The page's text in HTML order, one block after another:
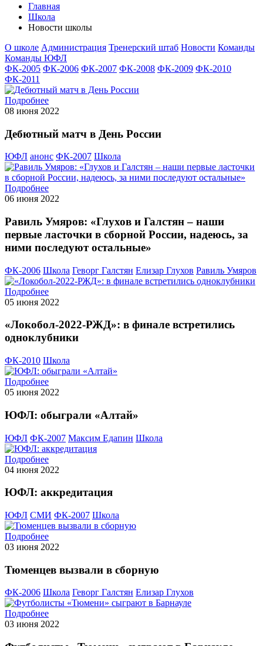
Главная
Школа
Новости школы
О школе Администрация Тренерский штаб Новости Команды
Команды ЮФЛ
ФК-2005 ФК-2006 ФК-2007 ФК-2008 ФК-2009 ФК-2010
ФК-2011
Подробнее
08 июня 2022
Дебютный матч в День России
ЮФЛ анонс ФК-2007 Школа
Подробнее
06 июня 2022
Равиль Умяров: «Глухов и Галстян – наши
первые ласточки в сборной России, надеюсь, за
ними последуют остальные»
ФК-2006 Школа Геворг Галстян Елизар Глухов Равиль Умяров
Подробнее
05 июня 2022
«Локобол-2022-РЖД»: в финале встретились
одноклубники
ФК-2010 Школа
Подробнее
05 июня 2022
ЮФЛ: обыграли «Алтай»
ЮФЛ ФК-2007 Максим Едапин Школа
Подробнее
04 июня 2022
ЮФЛ: аккредитация
ЮФЛ СМИ ФК-2007 Школа
Подробнее
03 июня 2022
Тюменцев вызвали в сборную
ФК-2006 Школа Геворг Галстян Елизар Глухов
Подробнее
03 июня 2022